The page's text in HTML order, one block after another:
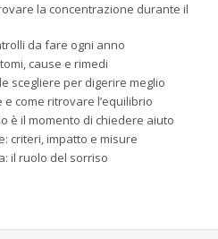
la concentrazione durante il
da fare ogni anno
cause e rimedi
scegliere per digerire meglio
come ritrovare l’equilibrio
è il momento di chiedere aiuto
criteri, impatto e misure
il ruolo del sorriso